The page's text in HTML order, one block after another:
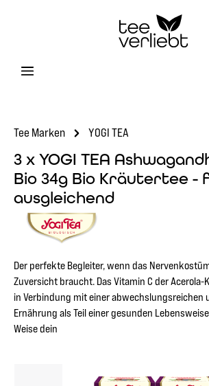
Tee Marken YOGI TEA
3 x YOGI TEA
Bio 34g Bio Kräutertee -
ausgleichend
Der perfekte Begleiter, wenn das
Zuversicht braucht. Das Vitamin C der
in Verbindung mit einer abwechslungsreichen
Ernährung als Teil einer gesunden
Weise dein